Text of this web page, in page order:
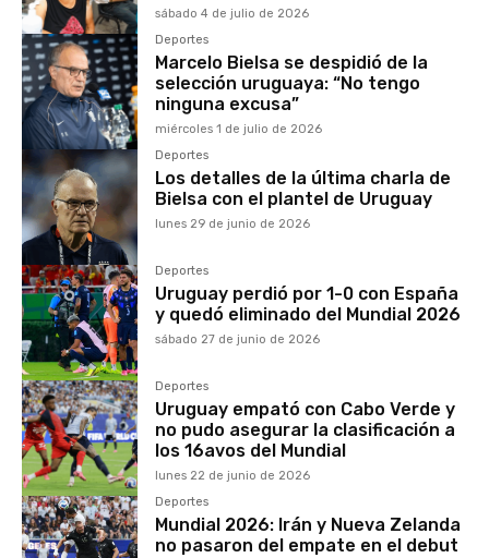
sábado 4 de julio de 2026
Deportes
Marcelo Bielsa se despidió de la
selección uruguaya: “No tengo
ninguna excusa”
miércoles 1 de julio de 2026
Deportes
Los detalles de la última charla de
Bielsa con el plantel de Uruguay
lunes 29 de junio de 2026
Deportes
Uruguay perdió por 1-0 con España
y quedó eliminado del Mundial 2026
sábado 27 de junio de 2026
Deportes
Uruguay empató con Cabo Verde y
no pudo asegurar la clasificación a
los 16avos del Mundial
lunes 22 de junio de 2026
Deportes
Mundial 2026: Irán y Nueva Zelanda
no pasaron del empate en el debut